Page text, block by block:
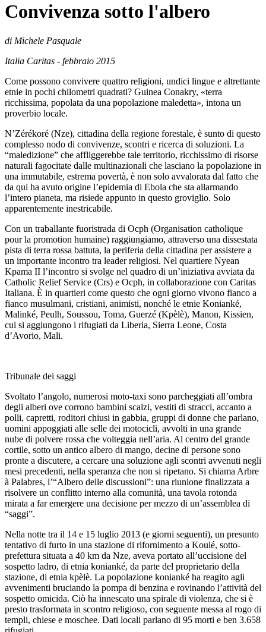
Convivenza sotto l'albero
di Michele Pasquale
Italia Caritas - febbraio 2015
Come possono convivere quattro religioni, undici lingue e altrettante
etnie in pochi chilometri quadrati? Guinea Conakry, «terra
ricchissima, popolata da una popolazione maledetta», intona un
proverbio locale.
N’Zérékoré (Nze), cittadina della regione forestale, è sunto di questo
complesso nodo di convivenze, scontri e ricerca di soluzioni. La
“maledizione” che affliggerebbe tale territorio, ricchissimo di risorse
naturali fagocitate dalle multinazionali che lasciano la popolazione in
una immutabile, estrema povertà, è non solo avvalorata dal fatto che
da qui ha avuto origine l’epidemia di Ebola che sta allarmando
l’intero pianeta, ma risiede appunto in questo groviglio. Solo
apparentemente inestricabile.
Con un traballante fuoristrada di Ocph (Organisation catholique
pour la promotion humaine) raggiungiamo, attraverso una dissestata
pista di terra rossa battuta, la periferia della cittadina per assistere a
un importante incontro tra leader religiosi. Nel quartiere Nyean
Kpama II l’incontro si svolge nel quadro di un’iniziativa avviata da
Catholic Relief Service (Crs) e Ocph, in collaborazione con Caritas
Italiana. È in quartieri come questo che ogni giorno vivono fianco a
fianco musulmani, cristiani, animisti, nonché le etnie Konianké,
Malinké, Peulh, Soussou, Toma, Guerzé (Kpèlè), Manon, Kissien,
cui si aggiungono i rifugiati da Liberia, Sierra Leone, Costa
d’Avorio, Mali.
Tribunale dei saggi
Svoltato l’angolo, numerosi moto-taxi sono parcheggiati all’ombra
degli alberi ove corrono bambini scalzi, vestiti di stracci, accanto a
polli, capretti, roditori chiusi in gabbia, gruppi di donne che parlano,
uomini appoggiati alle selle dei motocicli, avvolti in una grande
nube di polvere rossa che volteggia nell’aria. Al centro del grande
cortile, sotto un antico albero di mango, decine di persone sono
pronte a discutere, a cercare una soluzione agli scontri avvenuti negli
mesi precedenti, nella speranza che non si ripetano. Si chiama Arbre
à Palabres, l’“Albero delle discussioni”: una riunione finalizzata a
risolvere un conflitto interno alla comunità, una tavola rotonda
mirata a far emergere una decisione per mezzo di un’assemblea di
“saggi”.
Nella notte tra il 14 e 15 luglio 2013 (e giorni seguenti), un presunto
tentativo di furto in una stazione di rifornimento a Koulé, sotto-
prefettura situata a 40 km da Nze, aveva portato all’uccisione del
sospetto ladro, di etnia konianké, da parte del proprietario della
stazione, di etnia kpèlè. La popolazione konianké ha reagito agli
avvenimenti bruciando la pompa di benzina e rovinando l’attività del
sospetto omicida. Ciò ha innescato una spirale di violenza, che si è
presto trasformata in scontro religioso, con seguente messa al rogo di
templi, chiese e moschee. Dati locali parlano di 95 morti e ben 3.658